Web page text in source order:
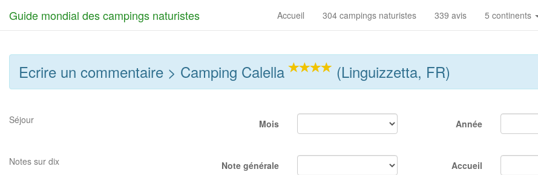
Guide mondial des campings naturistes Accueil 304 campings naturistes 339 avis 5 continents
Ecrire un commentaire > Camping Calella (Linguizzetta, FR)
Séjour Mois Année
Notes sur dix Note générale Accueil